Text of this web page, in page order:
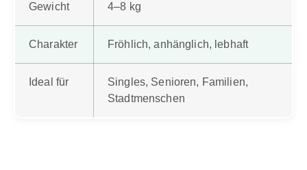
Gewicht 4–8 kg
Charakter Fröhlich, anhänglich, lebhaft
Ideal für
Singles, Senioren, Familien,
Stadtmenschen️